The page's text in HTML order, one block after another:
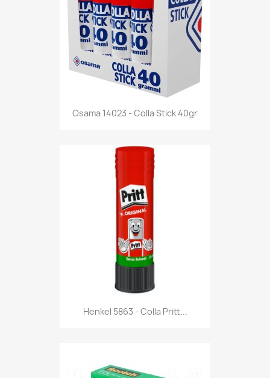
Anteprima
Osama 14023 - Colla Stick 40gr
Anteprima
Henkel 5863 - Colla Pritt...